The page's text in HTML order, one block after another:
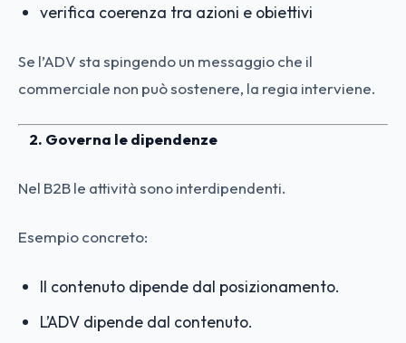
verifica coerenza tra azioni e obiettivi
Se l’ADV sta spingendo un messaggio che il
commerciale non può sostenere, la regia interviene.
2. Governa le dipendenze
Nel B2B le attività sono interdipendenti.
Esempio concreto:
Il contenuto dipende dal posizionamento.
L’ADV dipende dal contenuto.